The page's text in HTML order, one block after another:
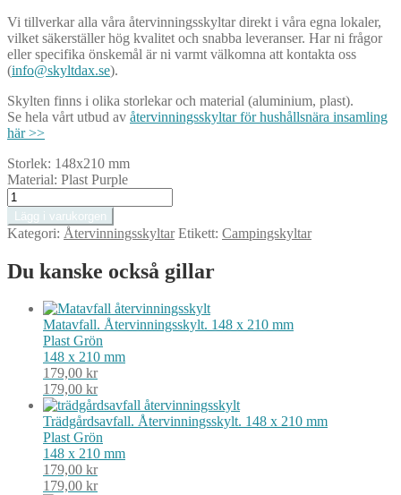
Vi tillverkar alla våra återvinningsskyltar direkt i våra egna lokaler,
vilket säkerställer hög kvalitet och snabba leveranser. Har ni frågor
eller specifika önskemål är ni varmt välkomna att kontakta oss
(info@skyltdax.se).
Skylten finns i olika storlekar och material (aluminium, plast).
Se hela vårt utbud av återvinningsskyltar för hushållsnära insamling
här >>
Storlek: 148x210 mm
Material: Plast Purple
Plastförpackningar.
Återvinningsskylt.
148
x
mm
Lägg i varukorgen
Kategori: Återvinningsskyltar Etikett: Campingskyltar
Du kanske också gillar
Matavfall. Återvinningsskylt. 148 x 210 mm
Plast Grön
148 x 210 mm
179,00 kr
179,00 kr
Trädgårdsavfall. Återvinningsskylt. 148 x 210 mm
Plast Grön
148 x 210 mm
179,00 kr
179,00 kr